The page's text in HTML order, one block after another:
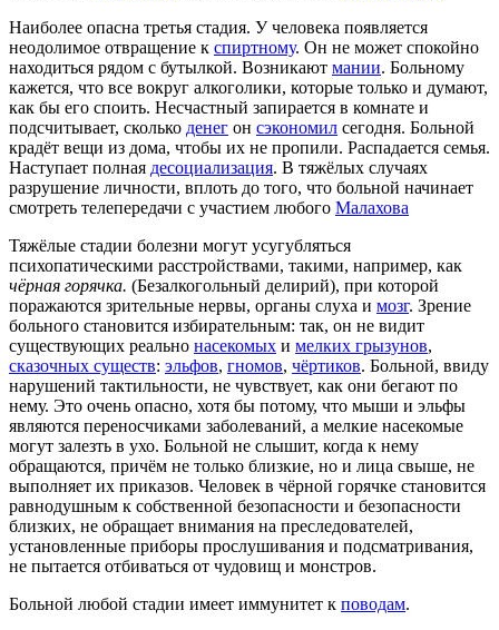
Наиболее опасна третья стадия. У человека появляется
неодолимое отвращение к спиртному. Он не может спокойно
находиться рядом с бутылкой. Возникают мании. Больному
кажется, что все вокруг алкоголики, которые только и думают,
как бы его споить. Несчастный запирается в комнате и
подсчитывает, сколько денег он сэкономил сегодня. Больной
крадёт вещи из дома, чтобы их не пропили. Распадается семья.
Наступает полная десоциализация. В тяжёлых случаях
разрушение личности, вплоть до того, что больной начинает
смотреть телепередачи с участием любого Малахова
Тяжёлые стадии болезни могут усугубляться
психопатическими расстройствами, такими, например, как
чёрная горячка. (Безалкогольный делирий), при которой
поражаются зрительные нервы, органы слуха и мозг. Зрение
больного становится избирательным: так, он не видит
существующих реально насекомых и мелких грызунов,
сказочных существ: эльфов, гномов, чёртиков. Больной, ввиду
нарушений тактильности, не чувствует, как они бегают по
нему. Это очень опасно, хотя бы потому, что мыши и эльфы
являются переносчиками заболеваний, а мелкие насекомые
могут залезть в ухо. Больной не слышит, когда к нему
обращаются, причём не только близкие, но и лица свыше, не
выполняет их приказов. Человек в чёрной горячке становится
равнодушным к собственной безопасности и безопасности
близких, не обращает внимания на преследователей,
установленные приборы прослушивания и подсматривания,
не пытается отбиваться от чудовищ и монстров.
Больной любой стадии имеет иммунитет к поводам.